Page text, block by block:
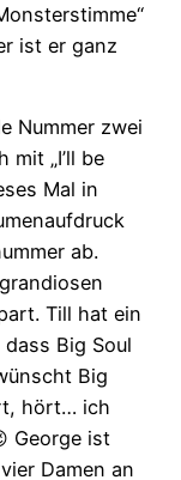
ist er ganz
Nummer zwei
mit „I’ll be
Mal in
ab.
Till hat ein
Big Soul
Big
hört… ich
George ist
Damen an